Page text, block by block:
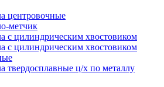
центровочные
метчик
с цилиндрическим хвостовиком
с цилиндрическим хвостовиком
твердосплавные ц/х по металлу